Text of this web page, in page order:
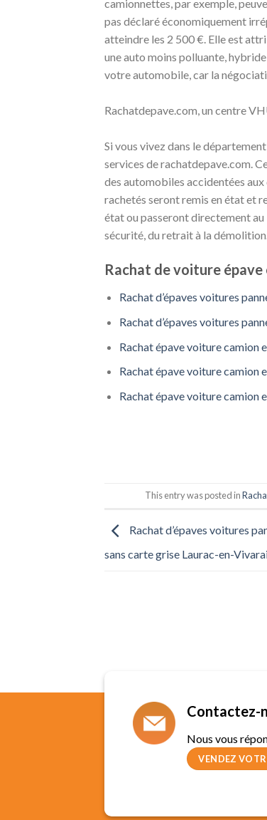
camionnettes, par exemple,
pas déclaré économiquement
atteindre les 2 500 €. Elle est
une auto moins polluante,
votre automobile, car la
Rachatdepave.com, un centre
Si vous vivez dans le
services de rachatdepave.com.
des automobiles accidentées aux
rachetés seront remis en état et
état ou passeront directement
sécurité, du retrait à la démolition.
Rachat de voiture épave
Rachat d’épaves voitures
Rachat d’épaves voitures
Rachat épave voiture camion
Rachat épave voiture camion
Rachat épave voiture camion
This entry was posted in
Rachat d’épaves voitures
sans carte grise Laurac-en-
Contactez-
Nous vous
VENDEZ